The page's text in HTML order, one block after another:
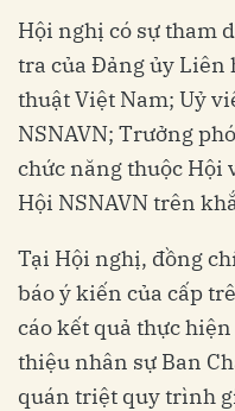
Hội nghị có sự tham
tra của Đảng ủy Liên
thuật Việt Nam; Uỷ
NSNAVN; Trưởng
chức năng thuộc Hội
Hội NSNAVN trên
Tại Hội nghị, đồng
báo ý kiến của cấp
cáo kết quả thực
thiệu nhân sự Ban
quán triệt quy trình